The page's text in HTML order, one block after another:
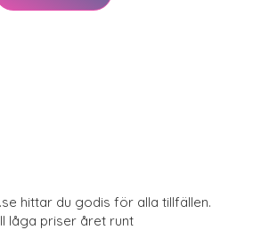
hittar du godis för alla tillfällen.
låga priser året runt